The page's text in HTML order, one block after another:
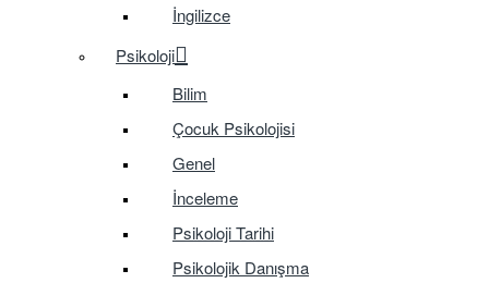
İngilizce
Psikoloji
Bilim
Çocuk Psikolojisi
Genel
İnceleme
Psikoloji Tarihi
Psikolojik Danışma